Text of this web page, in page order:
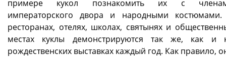
примере кукол познакомить их с
императорского двора и народными
ресторанах, отелях, школах, святынях и
местах куклы демонстрируются так же, как и
рождественских выставках каждый год. Как правило,